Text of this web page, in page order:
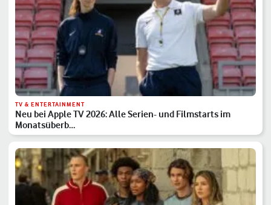
TV & ENTERTAINMENT
Neu bei Apple TV 2026: Alle Serien- und Filmstarts im
Monatsüberb…